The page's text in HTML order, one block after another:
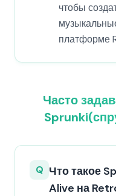
чтобы
платформе
Часто
Q Что такое
Alive на